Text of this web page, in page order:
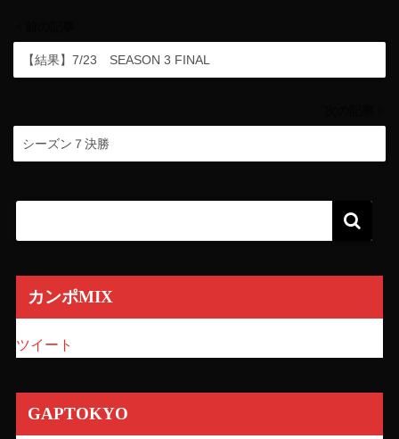
【結果】7/23 SEASON 3 FINAL
シーズン７決勝
カンポMIX
ツイート
GAPTOKYO